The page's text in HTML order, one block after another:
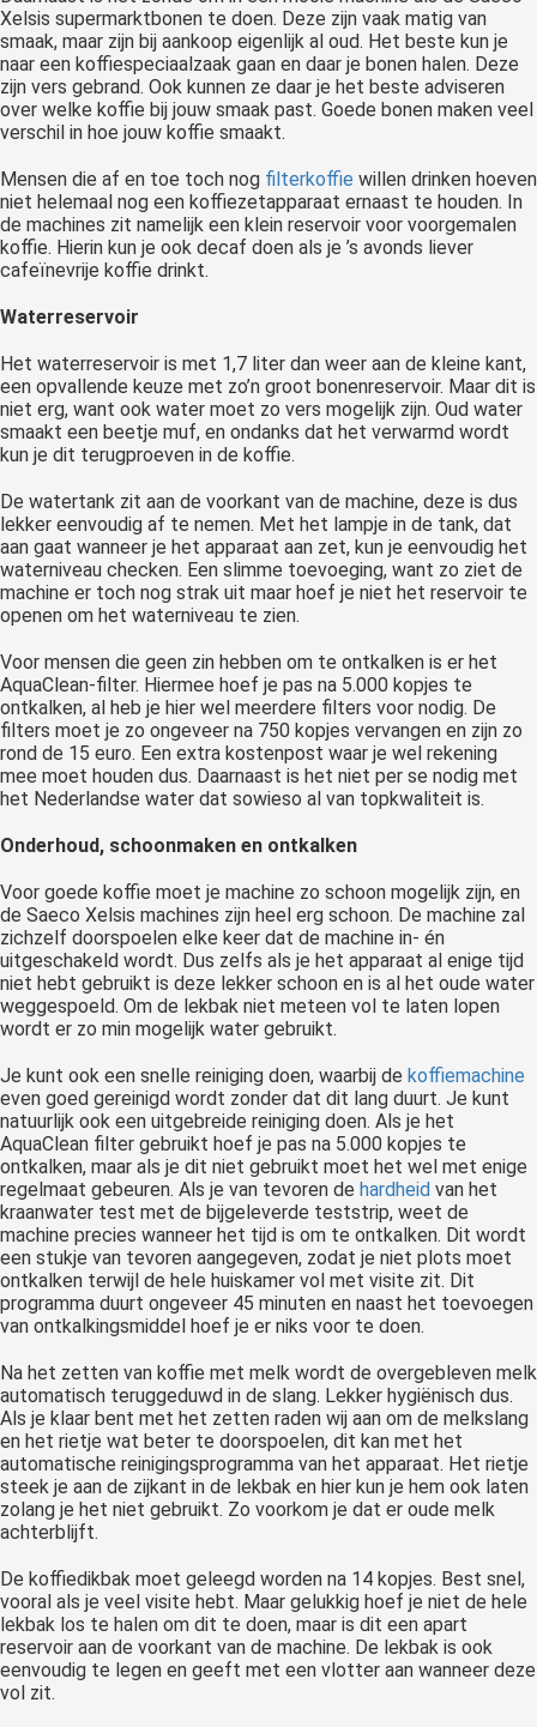
Xelsis supermarktbonen te doen. Deze zijn vaak matig van
smaak, maar zijn bij aankoop eigenlijk al oud. Het beste kun je
naar een koffiespeciaalzaak gaan en daar je bonen halen. Deze
zijn vers gebrand. Ook kunnen ze daar je het beste adviseren
over welke koffie bij jouw smaak past. Goede bonen maken veel
verschil in hoe jouw koffie smaakt.
Mensen die af en toe toch nog filterkoffie willen drinken hoeven
niet helemaal nog een koffiezetapparaat ernaast te houden. In
de machines zit namelijk een klein reservoir voor voorgemalen
koffie. Hierin kun je ook decaf doen als je ’s avonds liever
cafeïnevrije koffie drinkt.
Waterreservoir
Het waterreservoir is met 1,7 liter dan weer aan de kleine kant,
een opvallende keuze met zo’n groot bonenreservoir. Maar dit is
niet erg, want ook water moet zo vers mogelijk zijn. Oud water
smaakt een beetje muf, en ondanks dat het verwarmd wordt
kun je dit terugproeven in de koffie.
De watertank zit aan de voorkant van de machine, deze is dus
lekker eenvoudig af te nemen. Met het lampje in de tank, dat
aan gaat wanneer je het apparaat aan zet, kun je eenvoudig het
waterniveau checken. Een slimme toevoeging, want zo ziet de
machine er toch nog strak uit maar hoef je niet het reservoir te
openen om het waterniveau te zien.
Voor mensen die geen zin hebben om te ontkalken is er het
AquaClean-filter. Hiermee hoef je pas na 5.000 kopjes te
ontkalken, al heb je hier wel meerdere filters voor nodig. De
filters moet je zo ongeveer na 750 kopjes vervangen en zijn zo
rond de 15 euro. Een extra kostenpost waar je wel rekening
mee moet houden dus. Daarnaast is het niet per se nodig met
het Nederlandse water dat sowieso al van topkwaliteit is.
Onderhoud, schoonmaken en ontkalken
Voor goede koffie moet je machine zo schoon mogelijk zijn, en
de Saeco Xelsis machines zijn heel erg schoon. De machine zal
zichzelf doorspoelen elke keer dat de machine in- én
uitgeschakeld wordt. Dus zelfs als je het apparaat al enige tijd
niet hebt gebruikt is deze lekker schoon en is al het oude water
weggespoeld. Om de lekbak niet meteen vol te laten lopen
wordt er zo min mogelijk water gebruikt.
Je kunt ook een snelle reiniging doen, waarbij de koffiemachine
even goed gereinigd wordt zonder dat dit lang duurt. Je kunt
natuurlijk ook een uitgebreide reiniging doen. Als je het
AquaClean filter gebruikt hoef je pas na 5.000 kopjes te
ontkalken, maar als je dit niet gebruikt moet het wel met enige
regelmaat gebeuren. Als je van tevoren de hardheid van het
kraanwater test met de bijgeleverde teststrip, weet de
machine precies wanneer het tijd is om te ontkalken. Dit wordt
een stukje van tevoren aangegeven, zodat je niet plots moet
ontkalken terwijl de hele huiskamer vol met visite zit. Dit
programma duurt ongeveer 45 minuten en naast het toevoegen
van ontkalkingsmiddel hoef je er niks voor te doen.
Na het zetten van koffie met melk wordt de overgebleven melk
automatisch teruggeduwd in de slang. Lekker hygiënisch dus.
Als je klaar bent met het zetten raden wij aan om de melkslang
en het rietje wat beter te doorspoelen, dit kan met het
automatische reinigingsprogramma van het apparaat. Het rietje
steek je aan de zijkant in de lekbak en hier kun je hem ook laten
zolang je het niet gebruikt. Zo voorkom je dat er oude melk
achterblijft.
De koffiedikbak moet geleegd worden na 14 kopjes. Best snel,
vooral als je veel visite hebt. Maar gelukkig hoef je niet de hele
lekbak los te halen om dit te doen, maar is dit een apart
reservoir aan de voorkant van de machine. De lekbak is ook
eenvoudig te legen en geeft met een vlotter aan wanneer deze
vol zit.